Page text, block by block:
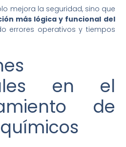
mejora la seguridad, sino que
más lógica y funcional del
errores operativos y tiempos
en el
de